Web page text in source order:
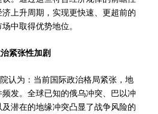
上升周期，实现更快速、更超前的
场中取得优势地位。
紧张性加剧
认为：当前国际政治格局紧张，地
发。全球已知的俄乌冲突、巴以冲
潜在的地缘冲突凸显了战争风险的